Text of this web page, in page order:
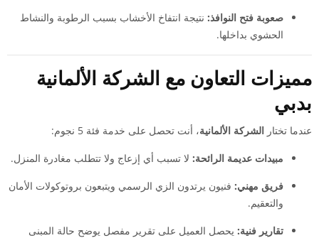
صعوبة فتح النوافذ: نتيجة انتفاخ الأخشاب بسبب الرطوبة والنشاط
الحشوي بداخلها.
مميزات التعاون مع الشركة الألمانية
بدبي
عندما تختار الشركة الألمانية، أنت تحصل على خدمة فئة 5 نجوم:
مبيدات عديمة الرائحة: لا تسبب أي إزعاج ولا تتطلب مغادرة المنزل.
فريق مهني: فنيون يرتدون الزي الرسمي ويتبعون بروتوكولات الأمان
والتعقيم.
تقارير فنية: يحصل العميل على تقرير مفصل يوضح حالة المبنى